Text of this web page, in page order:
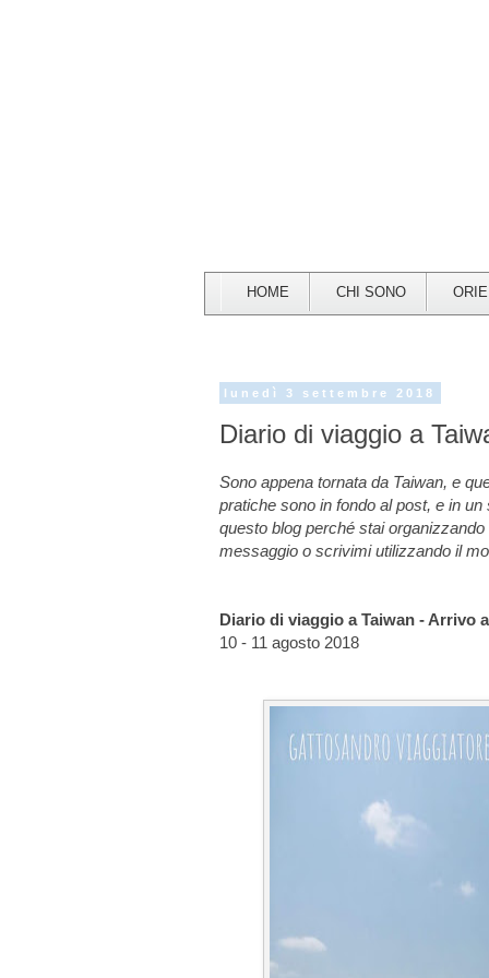
HOME CHI SONO
lunedì 3 settembre 2018
Diario di viaggio a
Sono appena tornata da Taiwan, e
pratiche sono in fondo al post, e in
questo blog perché stai
messaggio o scrivimi utilizzando il
Diario di viaggio a Taiwan - Arrivo
10 - 11 agosto 2018